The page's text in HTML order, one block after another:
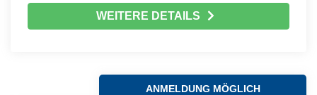
WEITERE DETAILS
ANMELDUNG MÖGLICH